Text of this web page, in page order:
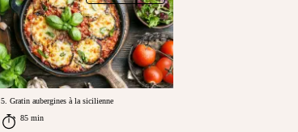
5. Gratin aubergines à la sicilienne
85 min